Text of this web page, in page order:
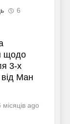
6
щодо
3-х
Ман
місяців ago